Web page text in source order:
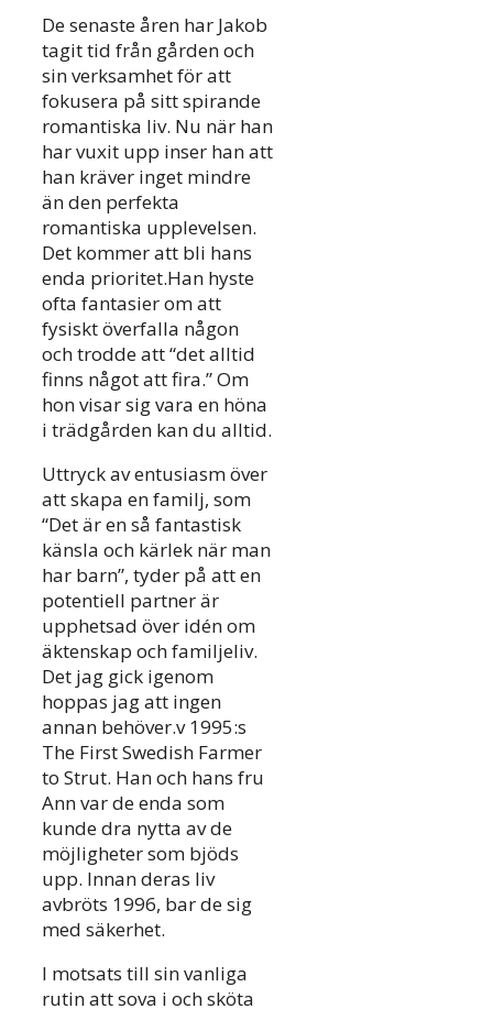
De senaste åren har Jakob
tagit tid från gården och
sin verksamhet för att
fokusera på sitt spirande
romantiska liv. Nu när han
har vuxit upp inser han att
han kräver inget mindre
än den perfekta
romantiska upplevelsen.
Det kommer att bli hans
enda prioritet.Han hyste
ofta fantasier om att
fysiskt överfalla någon
och trodde att “det alltid
finns något att fira.” Om
hon visar sig vara en höna
i trädgården kan du alltid.
Uttryck av entusiasm över
att skapa en familj, som
“Det är en så fantastisk
känsla och kärlek när man
har barn”, tyder på att en
potentiell partner är
upphetsad över idén om
äktenskap och familjeliv.
Det jag gick igenom
hoppas jag att ingen
annan behöver.v 1995:s
The First Swedish Farmer
to Strut. Han och hans fru
Ann var de enda som
kunde dra nytta av de
möjligheter som bjöds
upp. Innan deras liv
avbröts 1996, bar de sig
med säkerhet.
I motsats till sin vanliga
rutin att sova i och sköta